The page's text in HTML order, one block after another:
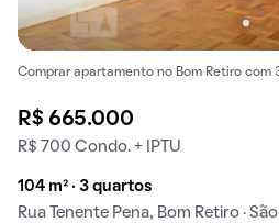
Comprar apartamento no Bom Retiro com
R$ 665.000
R$ 700 Condo. + IPTU
104 m² · 3 quartos
Rua Tenente Pena, Bom Retiro ·